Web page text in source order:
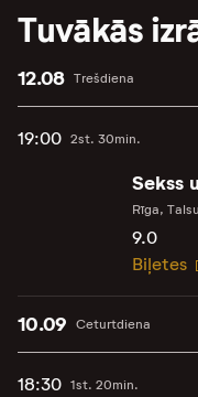
Tuvākās
Trešdiena
12.08
19:00 2st. 30min.
Sekss
Rīga,
9.0
Biļetes
Ceturtdiena
10.09
18:30 1st. 20min.